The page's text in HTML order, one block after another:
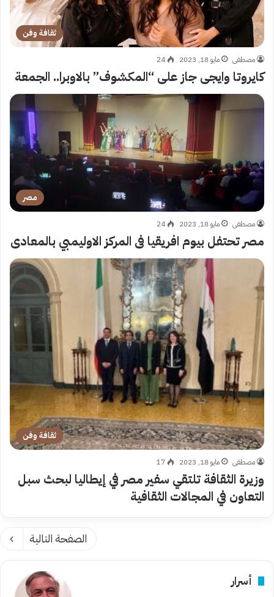
ثقافة وفن
مصطفى مايو 18, 2023 24
كايروتا وايجى جاز على “المكشوف” بالاوبرا.. الجمعة
مصر
مصطفى مايو 18, 2023 24
مصر تحتفل بيوم افريقيا فى المركز الاوليمبي بالمعادى
ثقافة وفن
مصطفى مايو 18, 2023 17
وزيرة الثقافة تلتقي سفير مصر في إيطاليا لبحث سبل
التعاون في المجالات الثقافية
الصفحة التالية
أسرار